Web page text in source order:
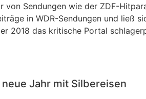
von Sendungen wie der ZDF-
in WDR-Sendungen und
2018 das kritische Portal
Jahr mit Silbereisen